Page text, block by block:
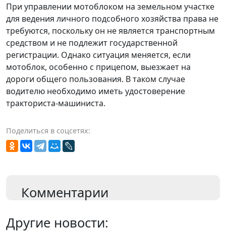
При управлении мотоблоком на земельном участке
для ведения личного подсобного хозяйства права не
требуются, поскольку он не является транспортным
средством и не подлежит государственной
регистрации. Однако ситуация меняется, если
мотоблок, особенно с прицепом, выезжает на
дороги общего пользования. В таком случае
водителю необходимо иметь удостоверение
тракториста-машиниста.
Поделиться в соцсетях:
Комментарии
Другие новости: